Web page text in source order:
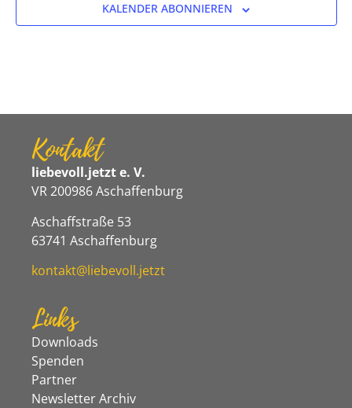
KALENDER ABONNIEREN
Kontakt
liebevoll.jetzt e. V.
VR 200986 Aschaffenburg
Aschaffstraße 53
63741 Aschaffenburg
kontakt@liebevoll.jetzt
Links
Downloads
Spenden
Partner
Newsletter Archiv